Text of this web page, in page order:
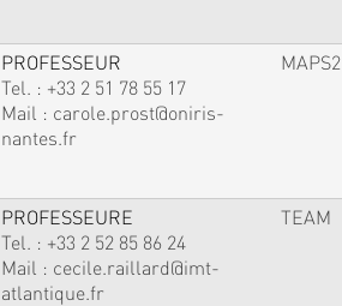
PROFESSEUR
Tel. : +33 2 51 78 55 17
Mail : carole.prost@oniris-
nantes.fr
MAPS2
PROFESSEURE
Tel. : +33 2 52 85 86 24
Mail : cecile.raillard@imt-
atlantique.fr
TEAM